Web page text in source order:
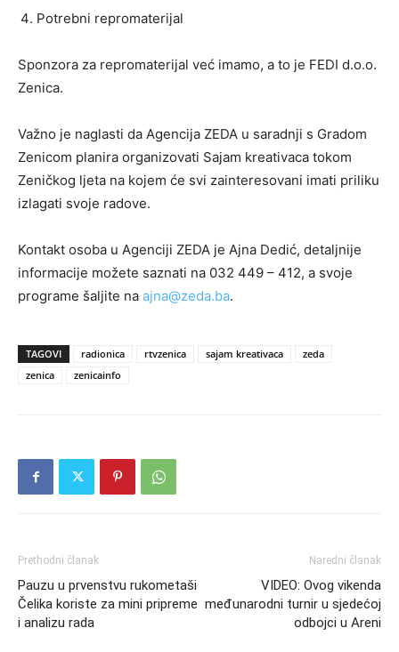
Potrebni repromaterijal
Sponzora za repromaterijal već imamo, a to je FEDI d.o.o.
Zenica.
Važno je naglasti da Agencija ZEDA u saradnji s Gradom
Zenicom planira organizovati Sajam kreativaca tokom
Zeničkog ljeta na kojem će svi zainteresovani imati priliku
izlagati svoje radove.
Kontakt osoba u Agenciji ZEDA je Ajna Dedić, detaljnije
informacije možete saznati na 032 449 – 412, a svoje
programe šaljite na ajna@zeda.ba.
TAGOVI radionica rtvzenica sajam kreativaca
zeda
zenica
zenicainfo
Prethodni članak
Pauzu u prvenstvu rukometaši
Čelika koriste za mini pripreme
i analizu rada
Naredni članak
VIDEO: Ovog vikenda
međunarodni turnir u sjedećoj
odbojci u Areni